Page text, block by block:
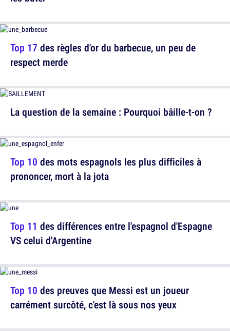
La question de la semaine : Pourquoi bâille-t-on ?
Top 11 des différences entre l'espagnol d'Espagne
VS celui d'Argentine
Top 17 des règles d'or du barbecue, un peu de
respect merde
Top 10 des mots espagnols les plus difficiles à
prononcer, mort à la jota
Top 10 des preuves que Messi est un joueur
carrément surcôté, c'est là sous nos yeux